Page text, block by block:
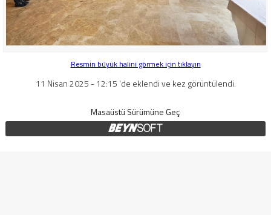
Resmin büyük halini görmek için tıklayın
11 Nisan 2025 - 12:15 'de eklendi ve kez görüntülendi.
Masaüstü Sürümüne Geç